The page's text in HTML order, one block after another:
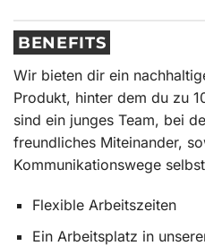
BENEFITS
Wir bieten dir ein
Produkt, hinter dem du zu
sind ein junges Team, bei
freundliches Miteinander,
Kommunikationswege
Flexible Arbeitszeiten
Ein Arbeitsplatz in